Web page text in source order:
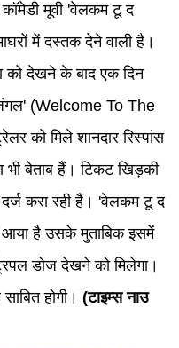
मूवी 'वेलकम टू द
में दस्तक देने वाली है।
को देखने के बाद एक दिन
(Welcome To The
को मिले शानदार रिस्पांस
बेताब हैं। टिकट खिड़की
दर्ज करा रही है। 'वेलकम टू द
आया है उसके मुताबिक इसमें
डोज देखने को मिलेगा।
होगी। (टाइम्स नाउ